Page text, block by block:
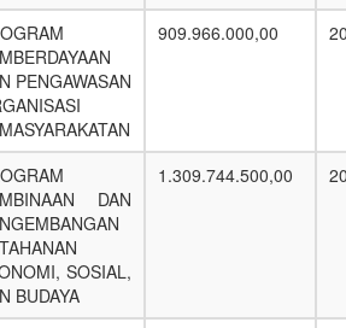
PENGAWASAN
909.966.000,00
DAN
SOSIAL,
BUDAYA
1.309.744.500,00